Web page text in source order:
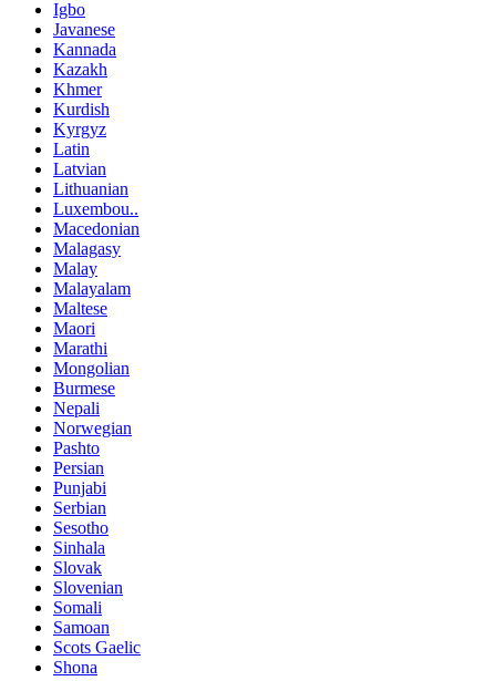
Igbo
Javanese
Kannada
Kazakh
Khmer
Kurdish
Kyrgyz
Latin
Latvian
Lithuanian
Luxembou..
Macedonian
Malagasy
Malay
Malayalam
Maltese
Maori
Marathi
Mongolian
Burmese
Nepali
Norwegian
Pashto
Persian
Punjabi
Serbian
Sesotho
Sinhala
Slovak
Slovenian
Somali
Samoan
Scots Gaelic
Shona